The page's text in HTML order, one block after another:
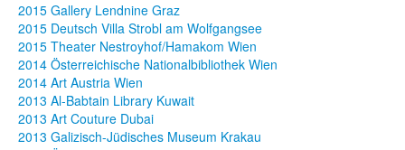
2015 Gallery Lendnine Graz
2015 Deutsch Villa Strobl am Wolfgangsee
2015 Theater Nestroyhof/Hamakom Wien
2014 Österreichische Nationalbibliothek Wien
2014 Art Austria Wien
2013 Al-Babtain Library Kuwait
2013 Art Couture Dubai
2013 Galizisch-Jüdisches Museum Krakau